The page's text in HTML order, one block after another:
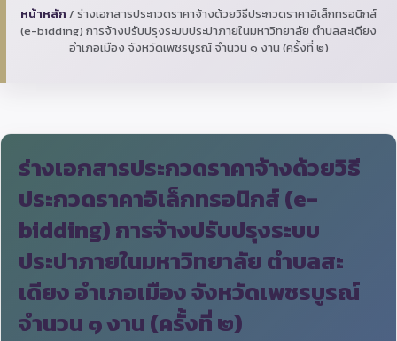
หน้าหลัก / ร่างเอกสารประกวดราคาจ้างด้วยวิธีประกวดราคาอิเล็กทรอนิกส์
(e-bidding) การจ้างปรับปรุงระบบประปาภายในมหาวิทยาลัย ตำบลสะเดียง
อำเภอเมือง จังหวัดเพชรบูรณ์ จำนวน ๑ งาน (ครั้งที่ ๒)
ร่างเอกสารประกวดราคาจ้างด้วยวิธี
ประกวดราคาอิเล็กทรอนิกส์ (e-
bidding) การจ้างปรับปรุงระบบ
ประปาภายในมหาวิทยาลัย ตำบลสะ
เดียง อำเภอเมือง จังหวัดเพชรบูรณ์
จำนวน ๑ งาน (ครั้งที่ ๒)